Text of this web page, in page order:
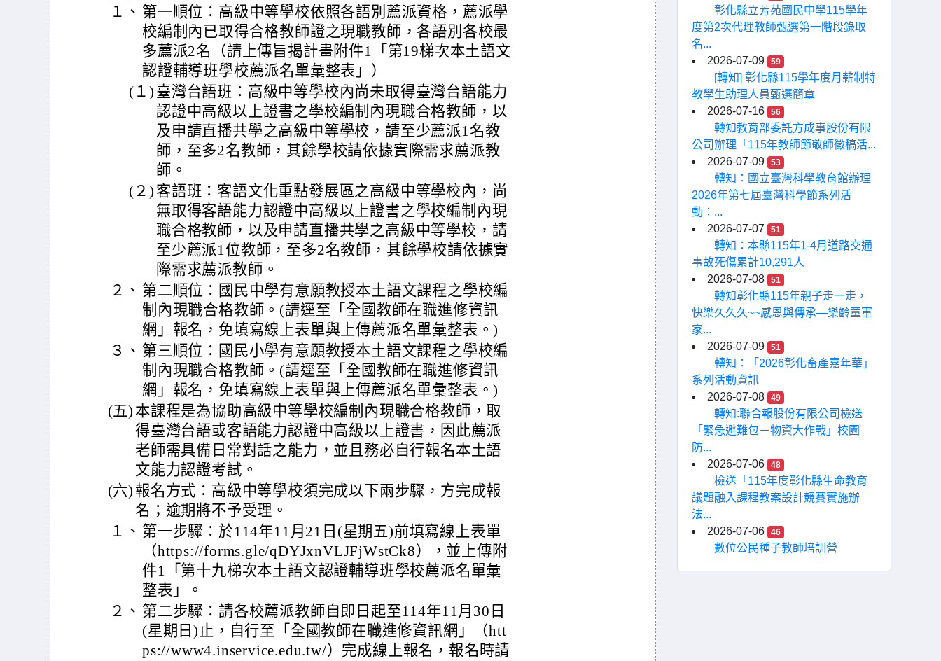
１、 第一順位：高級中等學校依照各語別薦派資格，薦派學
校編制內已取得合格教師證之現職教師，各語別各校最
多薦派2名（請上傳旨揭計畫附件1「第19梯次本土語文
認證輔導班學校薦派名單彙整表」）
(１) 臺灣台語班：高級中等學校內尚未取得臺灣台語能力
認證中高級以上證書之學校編制內現職合格教師，以
及申請直播共學之高級中等學校，請至少薦派1名教
師，至多2名教師，其餘學校請依據實際需求薦派教
師。
(２) 客語班：客語文化重點發展區之高級中等學校內，尚
無取得客語能力認證中高級以上證書之學校編制內現
職合格教師，以及申請直播共學之高級中等學校，請
至少薦派1位教師，至多2名教師，其餘學校請依據實
際需求薦派教師。
２、 第二順位：國民中學有意願教授本土語文課程之學校編
制內現職合格教師。(請逕至「全國教師在職進修資訊
網」報名，免填寫線上表單與上傳薦派名單彙整表。)
３、 第三順位：國民小學有意願教授本土語文課程之學校編
制內現職合格教師。(請逕至「全國教師在職進修資訊
網」報名，免填寫線上表單與上傳薦派名單彙整表。)
(五) 本課程是為協助高級中等學校編制內現職合格教師，取
得臺灣台語或客語能力認證中高級以上證書，因此薦派
老師需具備日常對話之能力，並且務必自行報名本土語
文能力認證考試。
(六) 報名方式：高級中等學校須完成以下兩步驟，方完成報
名；逾期將不予受理。
１、 第一步驟：於114年11月21日(星期五)前填寫線上表單
（https://forms.gle/qDYJxnVLJFjWstCk8），並上傳附
件1「第十九梯次本土語文認證輔導班學校薦派名單彙
整表」。
２、 第二步驟：請各校薦派教師自即日起至114年11月30日
(星期日)止，自行至「全國教師在職進修資訊網」（htt
ps://www4.inservice.edu.tw/）完成線上報名，報名時請
彰化縣立芳苑國民中學115學年
度第2次代理教師甄選第一階段錄取
名...
2026-07-09
59
[轉知] 彰化縣115學年度月薪制特
教學生助理人員甄選簡章
2026-07-16
56
轉知教育部委託方成事股份有限
公司辦理「115年教師節敬師徵稿活...
2026-07-09
53
轉知：國立臺灣科學教育館辦理
2026年第七屆臺灣科學節系列活
動：...
2026-07-07
51
轉知：本縣115年1-4月道路交通
事故死傷累計10,291人
2026-07-08
51
轉知彰化縣115年親子走一走，
快樂久久久~~感恩與傳承—樂齡童軍
家...
2026-07-09
51
轉知：「2026彰化畜產嘉年華」
系列活動資訊
2026-07-08
49
轉知:聯合報股份有限公司檢送
「緊急避難包－物資大作戰」校園
防...
2026-07-06
48
檢送「115年度彰化縣生命教育
議題融入課程教案設計競賽實施辦
法...
2026-07-06
46
數位公民種子教師培訓營